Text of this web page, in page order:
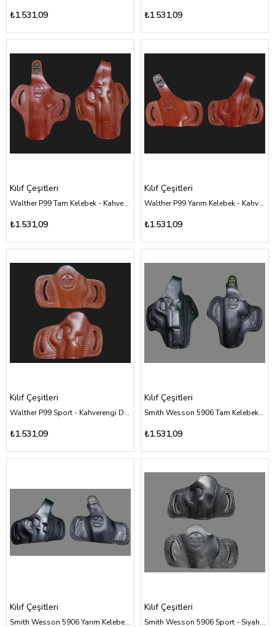
₺1.531,09 ₺1.531,09
Kılıf Çeşitleri
Walther P99 Tam Kelebek - Kahverengi Deri Kılıf Çeşitleri
₺1.531,09
Kılıf Çeşitleri
Walther P99 Yarım Kelebek - Kahverengi Deri Kılıf Çeşitleri
₺1.531,09
Kılıf Çeşitleri
Walther P99 Sport - Kahverengi Deri Kılıf Çeşitleri
₺1.531,09
Kılıf Çeşitleri
Smith Wesson 5906 Tam Kelebek - Siyah Deri Kılıf Çeşitleri
₺1.531,09
Kılıf Çeşitleri
Smith Wesson 5906 Yarım Kelebek - Siyah Deri Kılıf Çeşitleri
Kılıf Çeşitleri
Smith Wesson 5906 Sport - Siyah Deri Kılıf Çeşitleri